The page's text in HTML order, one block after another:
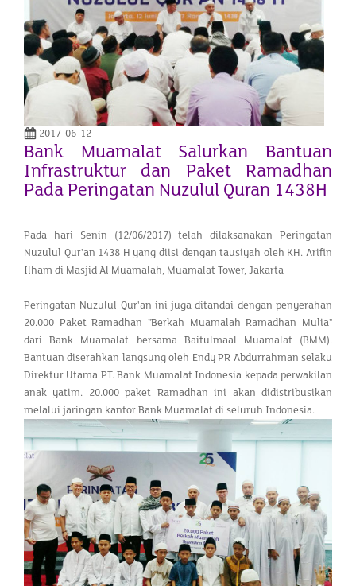
2017-06-12
Bank Muamalat Salurkan Bantuan
Infrastruktur dan Paket Ramadhan
Pada Peringatan Nuzulul Quran 1438H
Pada hari Senin (12/06/2017) telah dilaksanakan Peringatan
Nuzulul Qur'an 1438 H yang diisi dengan tausiyah oleh KH. Arifin
Ilham di Masjid Al Muamalah, Muamalat Tower, Jakarta
Peringatan Nuzulul Qur'an ini juga ditandai dengan penyerahan
20.000 Paket Ramadhan "Berkah Muamalah Ramadhan Mulia"
dari Bank Muamalat bersama Baitulmaal Muamalat (BMM).
Bantuan diserahkan langsung oleh Endy PR Abdurrahman selaku
Direktur Utama PT. Bank Muamalat Indonesia kepada perwakilan
anak yatim. 20.000 paket Ramadhan ini akan didistribusikan
melalui jaringan kantor Bank Muamalat di seluruh Indonesia.